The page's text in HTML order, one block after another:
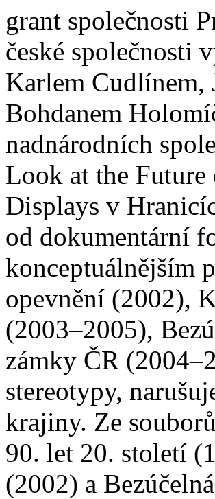
grant společnosti
české společnosti
Karlem Cudlínem,
Bohdanem
nadnárodních
Look at the
Displays v
od dokumentární
konceptuálnějším
opevnění (2002),
(2003–2005),
zámky ČR
stereotypy,
krajiny. Ze
90. let 20. století
(2002) a